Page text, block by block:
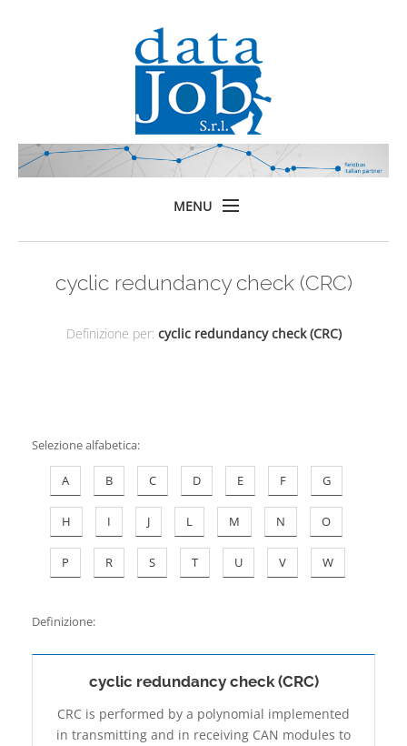
MENU
Prodotti
cyclic redundancy check (CRC)
Definizione per: cyclic redundancy check (CRC)
Selezione alfabetica:
A B C D E F G
H I J L M N O
P R S T U V W
Definizione:
cyclic redundancy check (CRC)
CRC is performed by a polynomial implemented
in transmitting and in receiving CAN modules to